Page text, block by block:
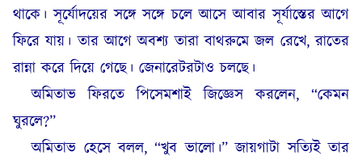
থাকে। সূর্যোদয়ের সঙ্গে সঙ্গে চলে আসে আবার সূর্যাস্তের আগে
ফিরে যায়। তার আগে অবশ্য তারা বাথরুমে জল রেখে, রাতের
রান্না করে দিয়ে গেছে। জেনারেটরটাও চলছে।
অমিতাভ ফিরতে পিসেমশাই জিজ্ঞেস করলেন, “কেমন
ঘুরলে?”
অমিতাভ হেসে বলল, “খুব ভালো।” জায়গাটা সত্যিই তার